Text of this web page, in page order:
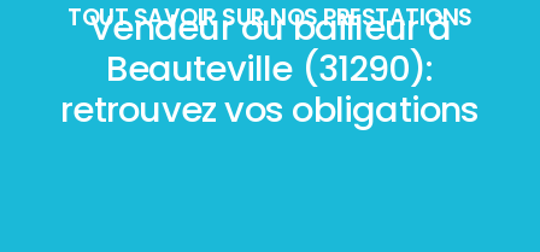
TOUT SAVOIR SUR NOS PRESTATIONS
Vendeur ou bailleur à
Beauteville (31290):
retrouvez vos obligations